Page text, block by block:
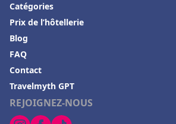
REJOIGNEZ-NOUS
Catégories
Prix de l’hôtellerie
Blog
FAQ
Contact
Travelmyth GPT